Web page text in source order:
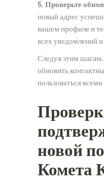
5. Проверьте
новый адрес
вашем профиле и
всех уведомлений
Следуя этим
обновить
пользоваться
новой
Комета